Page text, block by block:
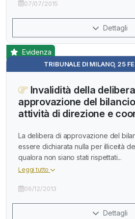
07/07/2015
Dettagli
TRIBUNALE DI MILANO, 25
Evidenza
Invalidità della
approvazione del
attività di direzione e
La delibera di approvazione del
essere dichiarata nulla per illiceità
qualora non siano stati rispettati...
Leggi tutto
06/12/2013
Dettagli